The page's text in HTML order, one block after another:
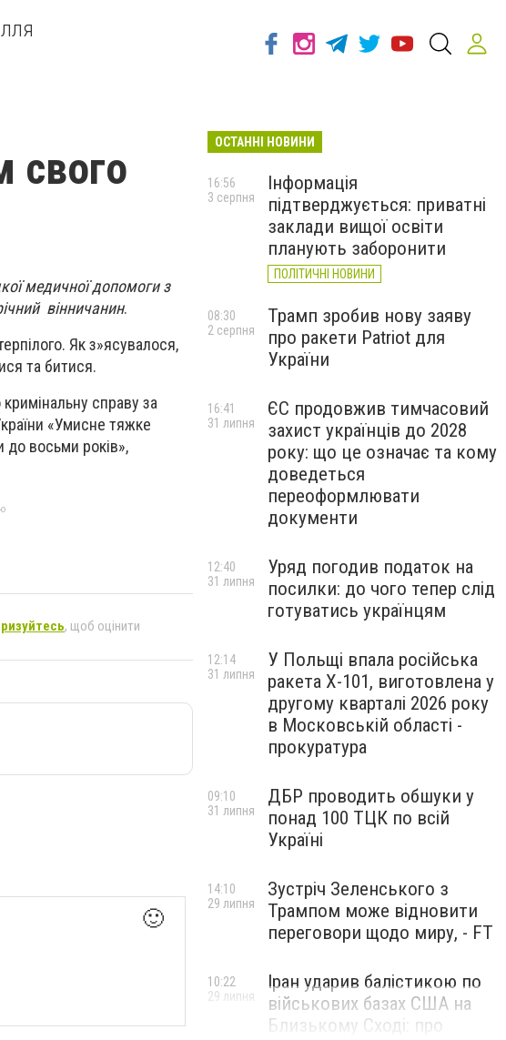
свого
медичної допомоги з
вінничанин.
Як з»ясувалося,
та битися.
справу за
«Умисне тяжке
до восьми років»,
, щоб оцінити
🙂
ОСТАННІ НОВИНИ
Інформація
підтверджується: приватні
заклади вищої освіти
планують заборонити
ПОЛІТИЧНІ НОВИНИ
16:56
3 серпня
Трамп зробив нову заяву
про ракети Patriot для
України
08:30
2 серпня
ЄС продовжив тимчасовий
захист українців до 2028
року: що це означає та кому
доведеться
переоформлювати
документи
16:41
31 липня
Уряд погодив податок на
посилки: до чого тепер слід
готуватись українцям
12:40
31 липня
У Польщі впала російська
ракета X-101, виготовлена у
другому кварталі 2026 року
в Московській області -
прокуратура
12:14
31 липня
ДБР проводить обшуки у
понад 100 ТЦК по всій
Україні
09:10
31 липня
Зустріч Зеленського з
Трампом може відновити
переговори щодо миру, - FT
14:10
29 липня
Іран ударив балістикою по
військових базах США на
Близькому Сході: про
10:22
29 липня